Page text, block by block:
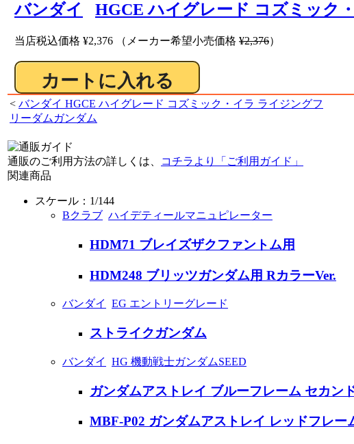
バンダイ HGCE ハイグレード コズミック
当店税込価格 ¥2,376 （メーカー希望小売価格 ¥2,376）
< バンダイ HGCE ハイグレード コズミック・イラ ライジングフ
リーダムガンダム
通販のご利用方法の詳しくは、
コチラより「ご利用ガイド」
関連商品
スケール：1/144
Bクラブ ハイデティールマニュピレーター
HDM71 ブレイズザクファントム用
HDM248 ブリッツガンダム用 RカラーVer.
バンダイ EG エントリーグレード
ストライクガンダム
バンダイ HG 機動戦士ガンダムSEED
ガンダムアストレイ ブルーフレーム セカン
MBF-P02 ガンダムアストレイ レッドフレー